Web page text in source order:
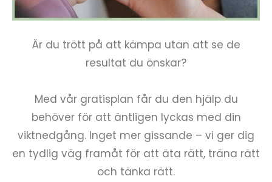
Är du trött på att kämpa utan att se de
resultat du önskar?
Med vår gratisplan får du den hjälp du
behöver för att äntligen lyckas med din
viktnedgång. Inget mer gissande – vi ger dig
en tydlig väg framåt för att äta rätt, träna rätt
och tänka rätt.